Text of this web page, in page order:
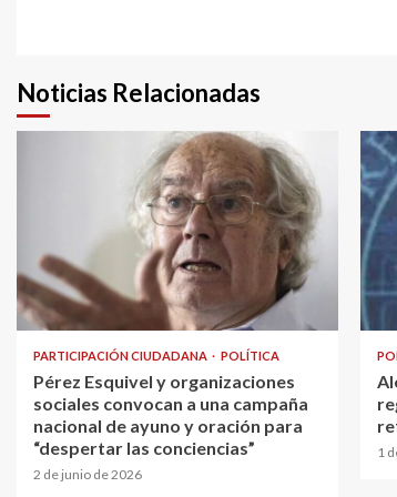
Noticias Relacionadas
PARTICIPACIÓN CIUDADANA POLÍTICA
Pérez Esquivel y organizaciones
sociales convocan a una campaña
nacional de ayuno y oración para
“despertar las conciencias”
2 de junio de 2026
1